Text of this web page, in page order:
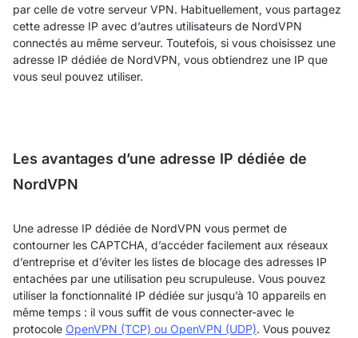
par celle de votre serveur VPN. Habituellement, vous partagez
cette adresse IP avec d’autres utilisateurs de NordVPN
connectés au même serveur. Toutefois, si vous choisissez une
adresse IP dédiée de NordVPN, vous obtiendrez une IP que
vous seul pouvez utiliser.
Les avantages d’une adresse IP dédiée de
NordVPN
Une adresse IP dédiée de NordVPN vous permet de
contourner les CAPTCHA, d’accéder facilement aux réseaux
d’entreprise et d’éviter les listes de blocage des adresses IP
entachées par une utilisation peu scrupuleuse. Vous pouvez
utiliser la fonctionnalité IP dédiée sur jusqu’à 10 appareils en
même temps : il vous suffit de vous connecter-avec le
protocole OpenVPN (TCP) ou OpenVPN (UDP). Vous pouvez